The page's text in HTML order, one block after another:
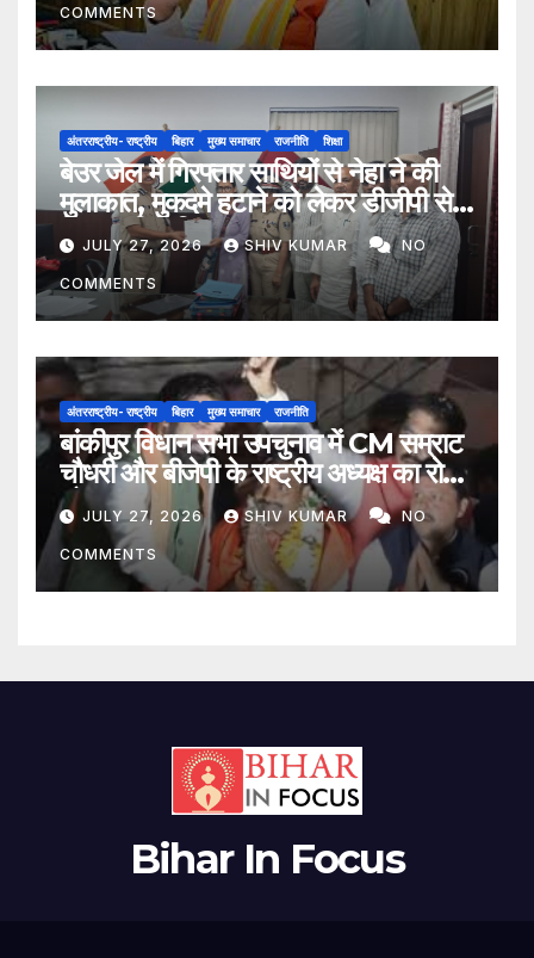
COMMENTS
अंतरराष्ट्रीय- राष्ट्रीय बिहार मुख्य समाचार राजनीति शिक्षा
बेउर जेल में गिरफ्तार साथियों से नेहा ने की
मुलाकात, मुकदमे हटाने को लेकर डीजीपी से
मिला प्रतिनिधिमंडल
JULY 27, 2026 SHIV KUMAR NO
COMMENTS
अंतरराष्ट्रीय- राष्ट्रीय बिहार मुख्य समाचार राजनीति
बांकीपुर विधान सभा उपचुनाव में CM सम्राट
चौधरी और बीजेपी के राष्ट्रीय अध्यक्ष का रोड
शोJULY 27, 2026 SHIV KUMAR NO
COMMENTS
Bihar In Focus